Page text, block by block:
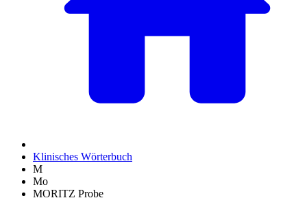
Klinisches Wörterbuch
M
Mo
MORITZ Probe